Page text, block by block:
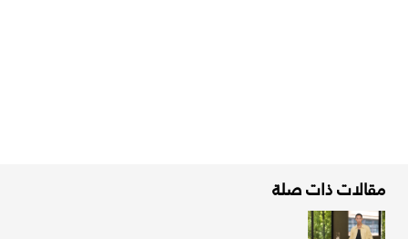
مقالات ذات صلة